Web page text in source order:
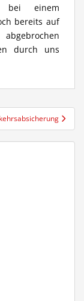
bei einem
bereits auf
durch uns